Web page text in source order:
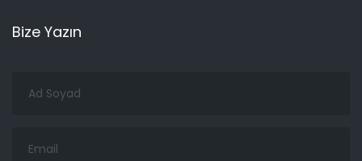
Bize Yazın
Soyad